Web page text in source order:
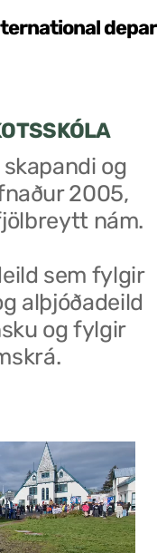
og
2005,
nám.
sem fylgir
alþjóðadeild
og fylgir